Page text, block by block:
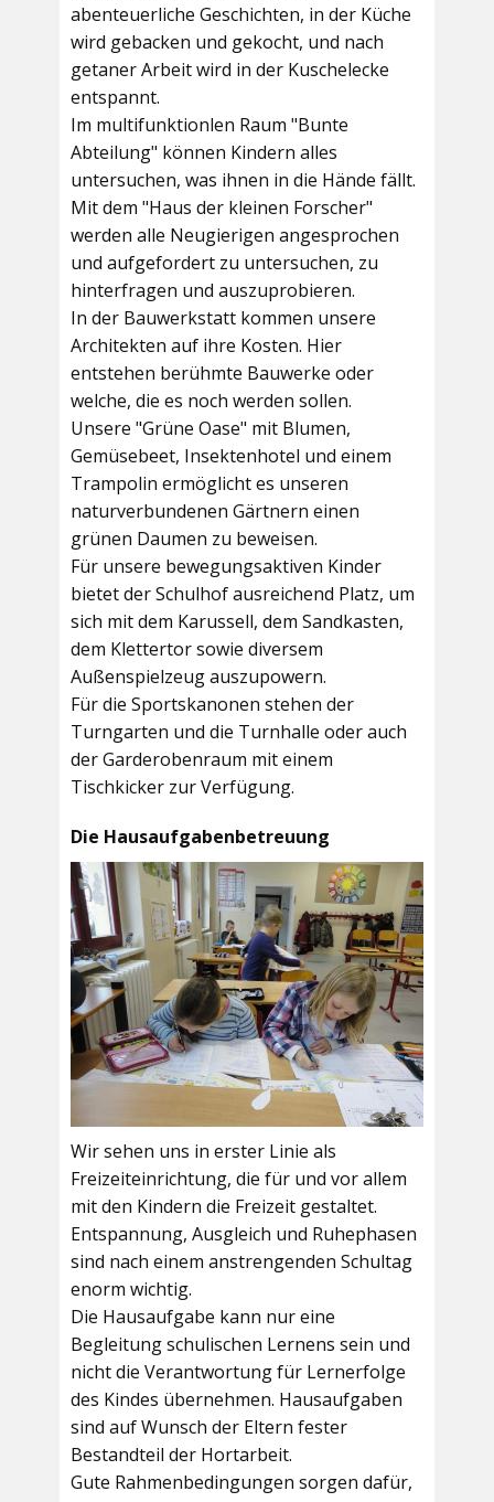
abenteuerliche Geschichten, in der Küche
wird gebacken und gekocht, und nach
getaner Arbeit wird in der Kuschelecke
entspannt.
Im multifunktionlen Raum "Bunte
Abteilung" können Kindern alles
untersuchen, was ihnen in die Hände fällt.
Mit dem "Haus der kleinen Forscher"
werden alle Neugierigen angesprochen
und aufgefordert zu untersuchen, zu
hinterfragen und auszuprobieren.
In der Bauwerkstatt kommen unsere
Architekten auf ihre Kosten. Hier
entstehen berühmte Bauwerke oder
welche, die es noch werden sollen.
Unsere "Grüne Oase" mit Blumen,
Gemüsebeet, Insektenhotel und einem
Trampolin ermöglicht es unseren
naturverbundenen Gärtnern einen
grünen Daumen zu beweisen.
Für unsere bewegungsaktiven Kinder
bietet derSchulhofausreichend Platz, um
sich mit dem Karussell, dem Sandkasten,
dem Klettertor sowie diversem
Außenspielzeug auszupowern.
Für die Sportskanonen stehen der
Turngarten und die Turnhalle oder auch
derGarderobenraum mit einem
Tischkicker zur Verfügung.
Die Hausaufgabenbetreuung
Wir sehen uns in erster Linie als
Freizeiteinrichtung, die für und vor allem
mit den Kindern die Freizeit gestaltet.
Entspannung, Ausgleich und Ruhephasen
sind nach einem anstrengenden Schultag
enorm wichtig.
Die Hausaufgabe kann nur eine
Begleitung schulischen Lernens sein und
nicht die Verantwortung für Lernerfolge
des Kindes übernehmen. Hausaufgaben
sind auf Wunsch der Eltern fester
Bestandteil der Hortarbeit.
Gute Rahmenbedingungen sorgen dafür,